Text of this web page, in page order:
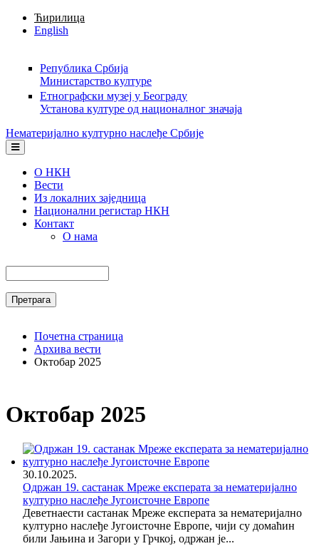
Skip to main content
Ћирилица
English
Република Србија
Министарство културе
Етнографски музеј у Београду
Установа културе од националног значаја
Нематеријално културно наслеђе Србије
О НКН
Вести
Из локалних заједница
Национални регистар НКН
Контакт
О нама
Search form
Почетна страница
Архива вести
Октобар 2025
Октобар 2025
30.10.2025.
Одржан 19. састанак Мреже експерата за нематеријално
културно наслеђе Југоисточне Европе
Деветнаести састанак Мреже експерата за нематеријално
културно наслеђе Југоисточне Европе, чији су домаћин
били Јањина и Загори у Грчкој, одржан је...